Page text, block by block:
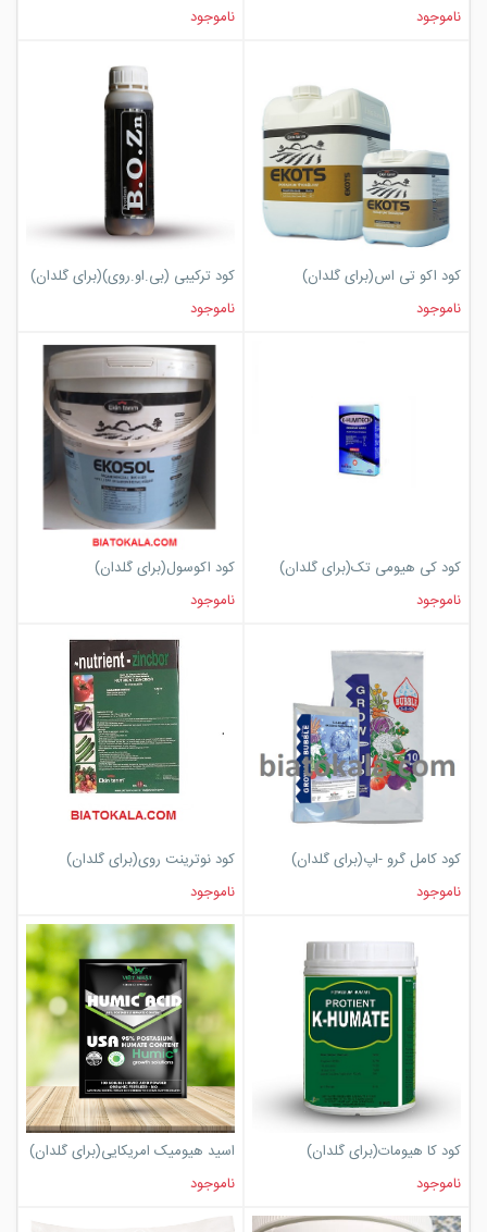
ناموجود
ناموجود
کود اکو تی اس(برای گلدان)
ناموجود
کود ترکیبی (بی.او.روی)(برای گلدان)
ناموجود
کود کی هیومی تک(برای گلدان)
ناموجود
کود اکوسول(برای گلدان)
ناموجود
کود کامل گرو -اپ(برای گلدان)
ناموجود
کود نوترینت روی(برای گلدان)
ناموجود
کود کا هیومات(برای گلدان)
ناموجود
اسید هیومیک امریکایی(برای گلدان)
ناموجود